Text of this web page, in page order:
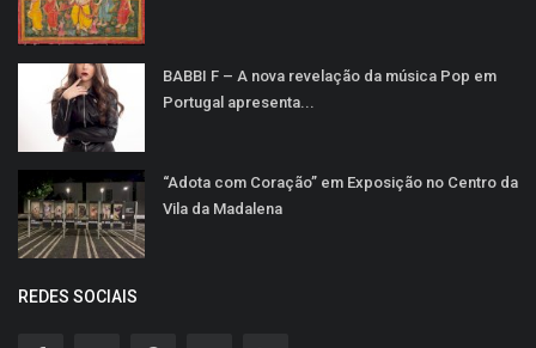
BABBI F – A nova revelação da música Pop em
Portugal apresenta...
“Adota com Coração” em Exposição no Centro da
Vila da Madalena
REDES SOCIAIS